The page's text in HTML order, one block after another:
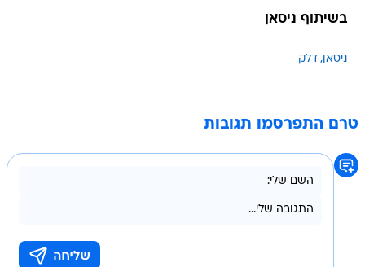
בשיתוף ניסאן
ניסאן דלק
טרם התפרסמו תגובות